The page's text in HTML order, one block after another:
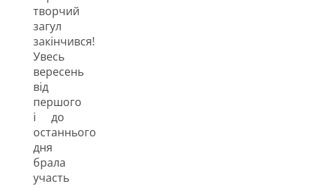
творчий
загул
закінчився!
Увесь
вересень
від
першого
і до
останнього
дня
брала
участь